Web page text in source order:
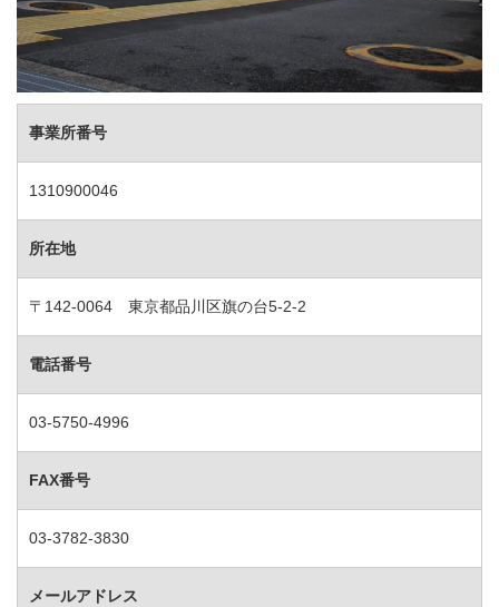
事業所番号
1310900046
所在地
〒142-0064 東京都品川区旗の台5-2-2
電話番号
03-5750-4996
FAX番号
03-3782-3830
メールアドレス